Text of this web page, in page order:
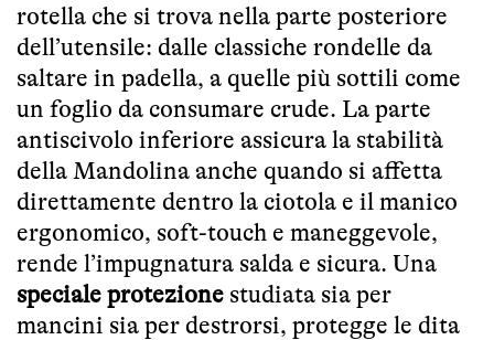
rotella che si trova nella parte posteriore
dell’utensile: dalle classiche rondelle da
saltare in padella, a quelle più sottili come
un foglio da consumare crude. La parte
antiscivolo inferiore assicura la stabilità
della Mandolina anche quando si affetta
direttamente dentro la ciotola e il manico
ergonomico, soft-touch e maneggevole,
rende l’impugnatura salda e sicura. Una
speciale protezione studiata sia per
mancini sia per destrorsi, protegge le dita